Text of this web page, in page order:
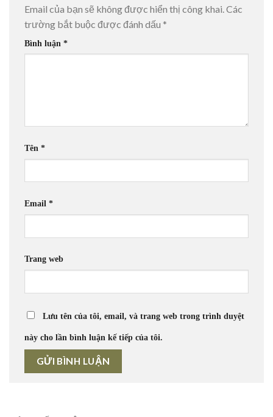
Email của bạn sẽ không được hiển thị công khai. Các
trường bắt buộc được đánh dấu *
Bình luận *
Tên *
Email *
Trang web
Lưu tên của tôi, email, và trang web trong trình duyệt
này cho lần bình luận kế tiếp của tôi.